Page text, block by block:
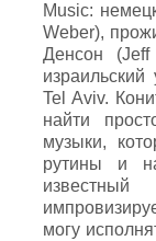
Music:
Weber),
Денсон
Tel Aviv.
найти
музыки,
рутины и
могу